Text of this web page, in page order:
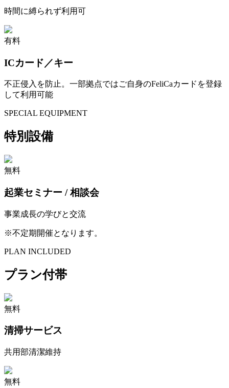
時間に縛られず利用可
有料
ICカード／キー
不正侵入を防止。一部拠点ではご自身のFeliCaカードを登録
して利用可能
SPECIAL EQUIPMENT
特別設備
無料
起業セミナー / 相談会
事業成長の学びと交流
※不定期開催となります。
PLAN INCLUDED
プラン付帯
無料
清掃サービス
共用部清潔維持
無料